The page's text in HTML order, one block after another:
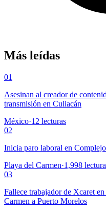
Más leídas
01
Asesinan al creador de
transmisión en Culiacán
México·12 lecturas
02
Inicia paro laboral en
Playa del Carmen·1,998
03
Fallece trabajador de Xcaret
Carmen a Puerto Morelos